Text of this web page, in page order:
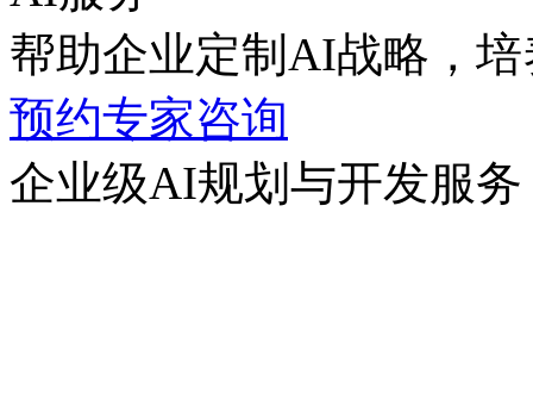
帮助企业定制AI战略，
预约专家咨询
企业级AI规划与开发服务